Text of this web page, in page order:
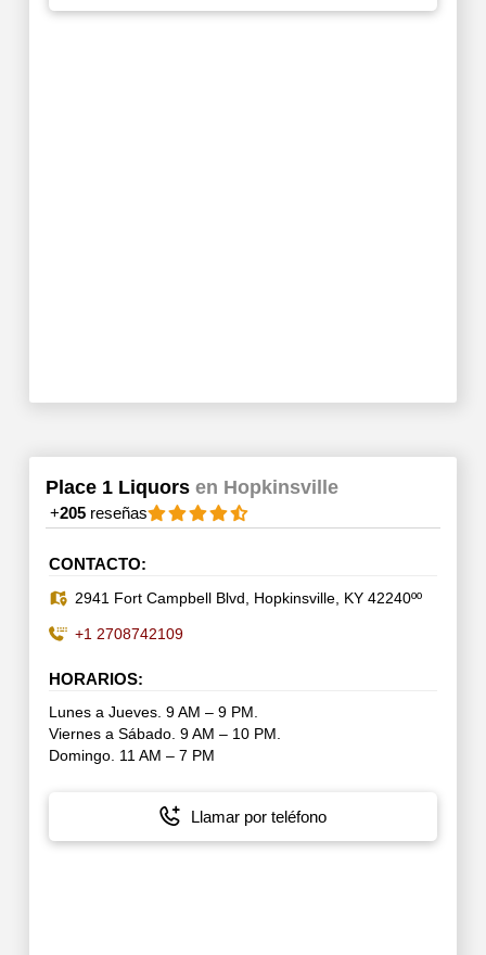
Place 1 Liquors en Hopkinsville
+205reseñas
CONTACTO:
2941 Fort Campbell Blvd, Hopkinsville, KY 42240ºº
+1 2708742109
HORARIOS:
Lunes a Jueves. 9 AM – 9 PM.
Viernes a Sábado. 9 AM – 10 PM.
Domingo. 11 AM – 7 PM
Llamar por teléfono